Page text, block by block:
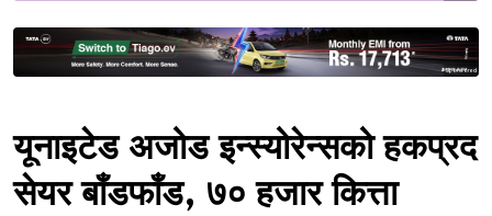
Sponsored
यूनाइटेड अजोड इन्स्योरेन्सको हकप्रद
सेयर बाँडफाँड, ७० हजार कित्ता